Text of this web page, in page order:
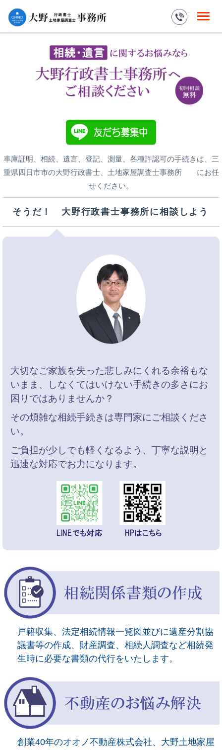
車庫証明、相続、遺言、登記、測量、各種許認可の手続きは、三
重県四日市市の大野行政書士、土地家屋調査士事務所 にお任
せください。
そうだ！ 大野行政書士事務所に相談しよう
大切なご家族を失った悲しみにくれる余裕もな
いまま、しなくてはいけない手続きの多さにお
困りではありませんか？
その煩雑な相続手続きは専門家にご相談くださ
い。
ご負担が少しでも軽くなるよう、丁寧な説明と
迅速な対応でお力になります。
戸籍収集、法定相続情報一覧図並びに遺産分割協
議書等の作成、財産調査、相続人調査など相続発
生時に必要な書類の代行をいたします。
創業40年のオオノ不動産株式会社、大野土地家屋